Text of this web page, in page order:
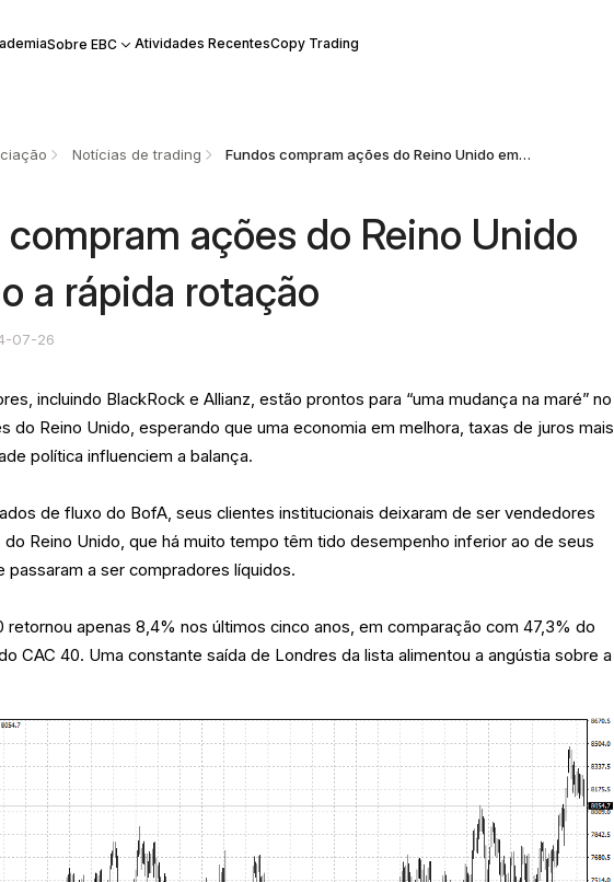
Sobre EBC Atividades RecentesCopy Trading
Notícias de trading Fundos compram ações do Reino Unido em meio a rápida rotação
compram ações do Reino Unido
a rápida rotação
07-26
incluindo BlackRock e Allianz, estão prontos para “uma mudança na maré” no
do Reino Unido, esperando que uma economia em melhora, taxas de juros mais
política influenciem a balança.
de fluxo do BofA, seus clientes institucionais deixaram de ser vendedores
Reino Unido, que há muito tempo têm tido desempenho inferior ao de seus
passaram a ser compradores líquidos.
retornou apenas 8,4% nos últimos cinco anos, em comparação com 47,3% do
CAC 40. Uma constante saída de Londres da lista alimentou a angústia sobre a